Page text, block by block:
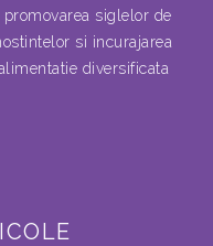
siglelor de
si incurajarea
diversificata